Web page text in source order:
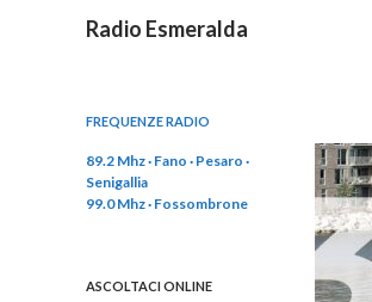
Radio Esmeralda
FREQUENZE RADIO
89.2 Mhz · Fano · Pesaro ·
Senigallia
99.0 Mhz · Fossombrone
ASCOLTACI ONLINE